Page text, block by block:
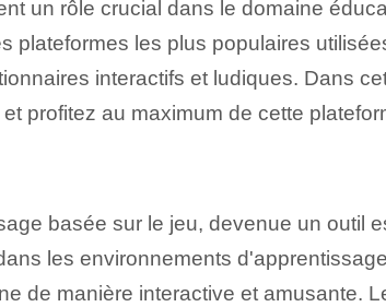
un rôle crucial dans le domaine
plateformes les plus populaires
interactifs et ludiques. Dans
profitez au maximum de cette
basée sur le jeu, devenue un outil
les environnements
de manière interactive et amusante.⁢